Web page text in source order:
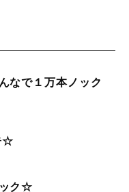
なで１万本ノック
☆
ク☆